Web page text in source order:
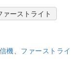
ァーストライト
機、ファーストライ